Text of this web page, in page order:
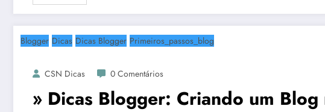
Blogger Dicas Dicas Blogger Primeiros_passos_blog
CSN Dicas 0 Comentários
» Dicas Blogger: Criando um